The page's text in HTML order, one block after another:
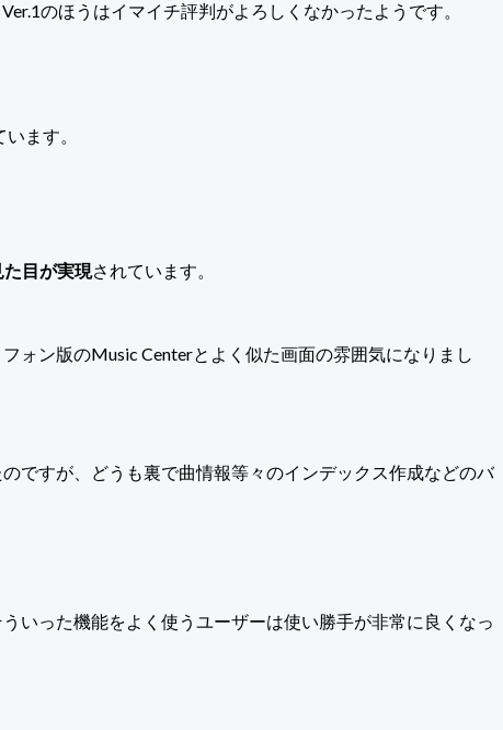
のほうはイマイチ評判がよろしくなかったようです。
ます。
目が実現されています。
ォン版のMusic Centerとよく似た画面の雰囲気になりまし
ですが、どうも裏で曲情報等々のインデックス作成などのバ
いった機能をよく使うユーザーは使い勝手が非常に良くなっ